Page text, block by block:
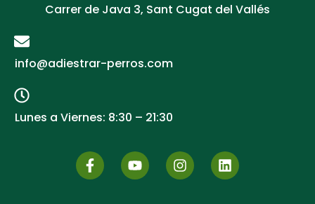
Carrer de Java 3, Sant Cugat del Vallés
info@adiestrar-perros.com
Lunes a Viernes: 8:30 – 21:30